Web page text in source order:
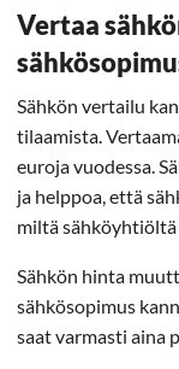
Vertaa
Sähkön vertailu
tilaamista.
euroja vuodessa.
ja helppoa, että
miltä
Sähkön hinta
sähkösopimus
saat varmasti aina